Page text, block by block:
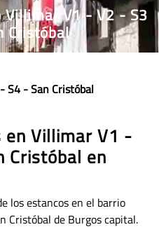
V1 - V2 - S3
Cristóbal
S4 - San Cristóbal
en Villimar V1 -
Cristóbal en
los estancos en el barrio
Cristóbal de Burgos capital.